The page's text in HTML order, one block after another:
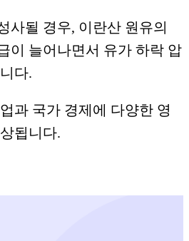
사될 경우, 이란산 원유의
이 늘어나면서 유가 하락 압
다.
과 국가 경제에 다양한 영
됩니다.​